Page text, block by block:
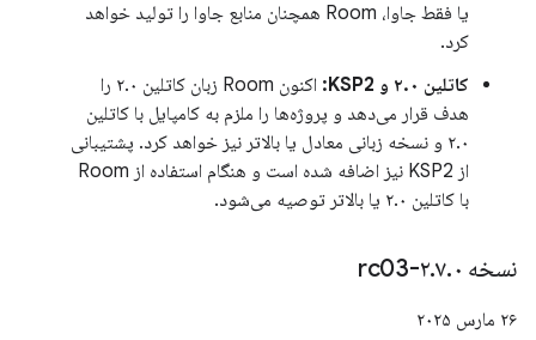
یا فقط جاوا، Room همچنان منابع جاوا را تولید خواهد
کرد.
کاتلین ۲.۰ و KSP2:
اکنون Room زبان کاتلین ۲.۰ را
هدف قرار می‌دهد و پروژه‌ها را ملزم به کامپایل با کاتلین
۲.۰ و نسخه زبانی معادل یا بالاتر نیز خواهد کرد. پشتیبانی
از KSP2 نیز اضافه شده است و هنگام استفاده از Room
با کاتلین ۲.۰ یا بالاتر توصیه می‌شود.
نسخه ۲ .۷.۰-rc03
۲۶ مارس ۲۰۲۵